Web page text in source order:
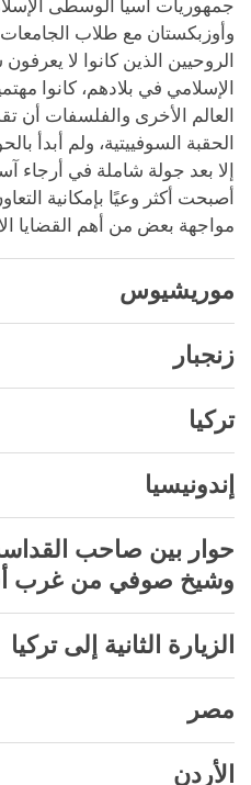
جمهوريات آسيا الوسطى
وأوزبكستان مع طلاب الجامعات
الروحيين الذين كانوا لا
الإسلامي في بلادهم، كانوا
العالم الأخرى والفلسفات أن
الحقبة السوفييتية، ولم أبدأ
أصبحت أكثر وعيًا بإمكانية
مواجهة بعض من أهم القضايا
موريشيوس
زنجبار
تركيا
إندونيسيا
حوار بين صاحب القداسة
وشيخ صوفي من غرب
الزيارة الثانية إلى تركيا
مصر
الأردن